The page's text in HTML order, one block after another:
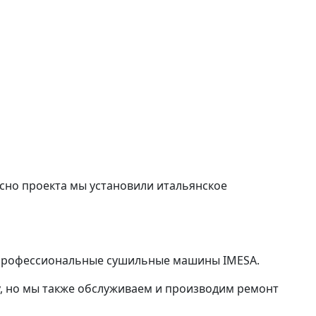
проекта мы установили итальянское
сушильные машины IMESA.
но мы также обслуживаем и производим ремонт